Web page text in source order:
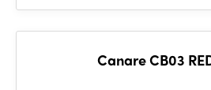
Canare CB03